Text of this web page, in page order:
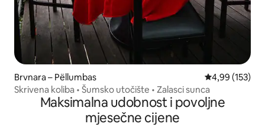
Brvnara – Pëllumbas Prosječna
4,99 (153)
Skrivena koliba • Šumsko utočište • Zalasci sunca
Maksimalna udobnost i povoljne
mjesečne cijene